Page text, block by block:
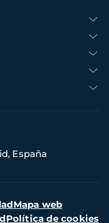
España
Mapa web
Política de cookies